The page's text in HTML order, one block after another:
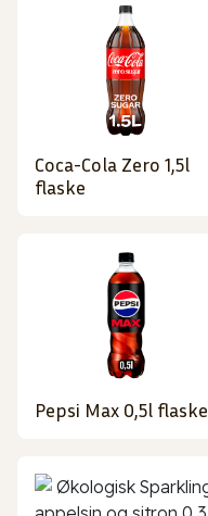
Coca-Cola Zero 1,5l
flaske
Pepsi Max 0,5l flaske